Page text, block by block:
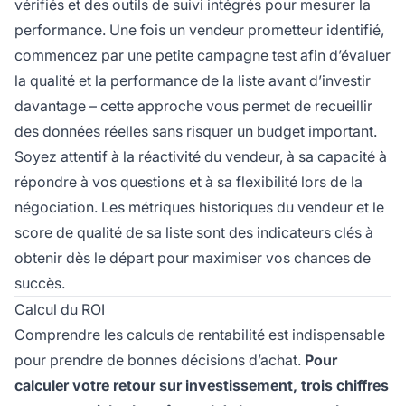
vérifiés et des outils de suivi intégrés pour mesurer la
performance. Une fois un vendeur prometteur identifié,
commencez par une petite campagne test afin d’évaluer
la qualité et la performance de la liste avant d’investir
davantage – cette approche vous permet de recueillir
des données réelles sans risquer un budget important.
Soyez attentif à la réactivité du vendeur, à sa capacité à
répondre à vos questions et à sa flexibilité lors de la
négociation. Les métriques historiques du vendeur et le
score de qualité de sa liste sont des indicateurs clés à
obtenir dès le départ pour maximiser vos chances de
succès.
Calcul du ROI
Comprendre les calculs de rentabilité est indispensable
pour prendre de bonnes décisions d’achat. Pour
calculer votre retour sur investissement, trois chiffres